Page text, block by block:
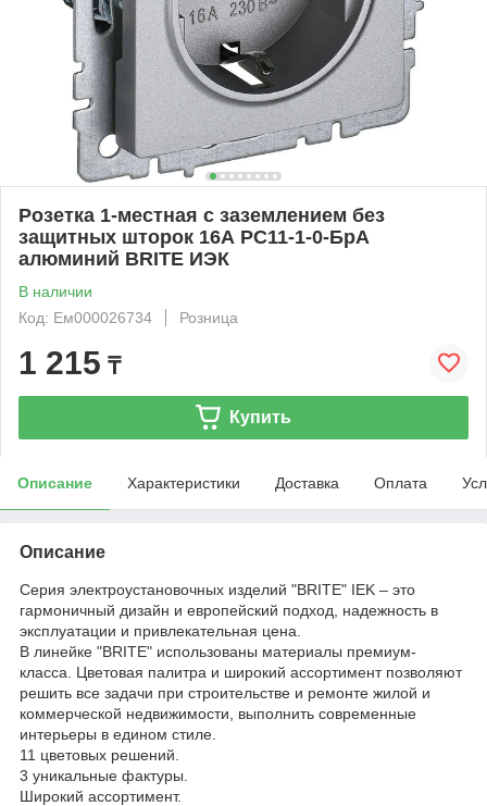
Розетка 1-местная с заземлением без
защитных шторок 16А РС11-1-0-БрА
алюминий BRITE ИЭК
В наличии
Код: Ем000026734
Розница
1 215 ₸
Купить
Описание Характеристики Доставка Оплата
Описание
Серия электроустановочных изделий "BRITE" IEK – это
гармоничный дизайн и европейский подход, надежность в
эксплуатации и привлекательная цена.
В линейке "BRITE" использованы материалы премиум-
класса. Цветовая палитра и широкий ассортимент позволяют
решить все задачи при строительстве и ремонте жилой и
коммерческой недвижимости, выполнить современные
интерьеры в едином стиле.
11 цветовых решений.
3 уникальные фактуры.
Широкий ассортимент.